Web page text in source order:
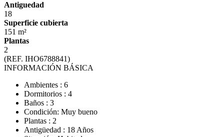
Antiguedad
18
Superficie cubierta
151 m²
Plantas
2
(REF. IHO6788841)
INFORMACIÓN BÁSICA
Ambientes : 6
Dormitorios : 4
Baños : 3
Condición: Muy bueno
Plantas : 2
Antigüedad : 18 Años